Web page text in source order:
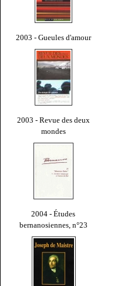
2003 - Gueules d'amour
2003 - Revue des deux
mondes
2004 - Études
bernanosiennes, n°23